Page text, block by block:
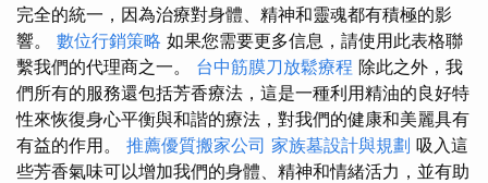
完全的統一，因為治療對身體、精神和靈魂都有積極的影
響。 數位行銷策略 如果您需要更多信息，請使用此表格聯
繫我們的代理商之一。 台中筋膜刀放鬆療程 除此之外，我
們所有的服務還包括芳香療法，這是一種利用精油的良好特
性來恢復身心平衡與和諧的療法，對我們的健康和美麗具有
有益的作用。 推薦優質搬家公司 家族墓設計與規劃 吸入這
些芳香氣味可以增加我們的身體、精神和情緒活力，並有助